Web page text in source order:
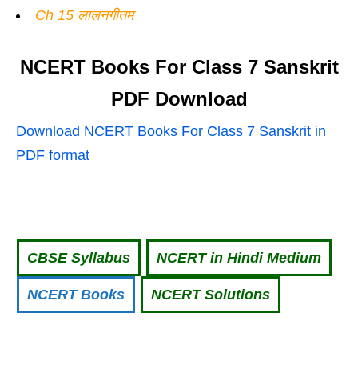
Ch 15 लालनगीतम
NCERT Books For Class 7 Sanskrit
PDF Download
Download NCERT Books For Class 7 Sanskrit in
PDF format
CBSE Syllabus NCERT in Hindi Medium
NCERT Books NCERT Solutions